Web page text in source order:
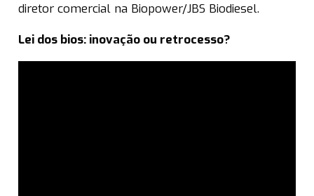
diretor comercial na Biopower/JBS Biodiesel.
Lei dos bios: inovação ou retrocesso?